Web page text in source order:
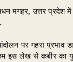
मगहर, उत्तर
पर गहरा
हम इस लेख से कबीर का